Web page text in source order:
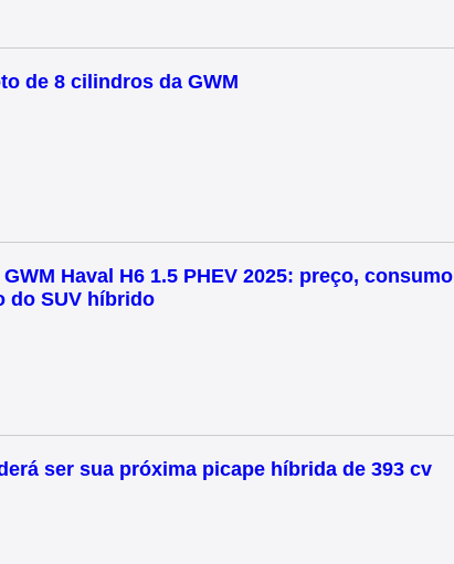
de 8 cilindros da GWM
Haval H6 1.5 PHEV 2025: preço, consumo
do SUV híbrido
ser sua próxima picape híbrida de 393 cv